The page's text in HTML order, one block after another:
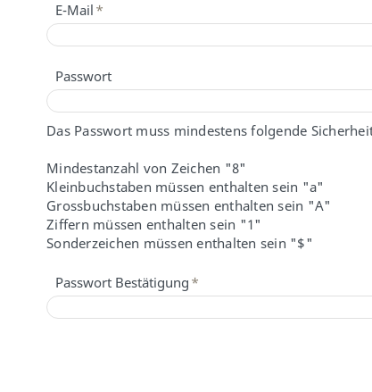
E-Mail *
Passwort
Das Passwort muss mindestens folgende
Mindestanzahl von Zeichen "8"
Kleinbuchstaben müssen enthalten sein "a"
Grossbuchstaben müssen enthalten sein "A"
Ziffern müssen enthalten sein "1"
Sonderzeichen müssen enthalten sein "$"
Passwort Bestätigung *